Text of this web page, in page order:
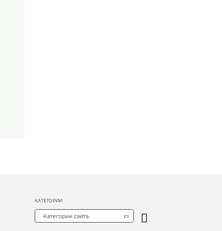
КАТЕГОРИИ
Категории сайта